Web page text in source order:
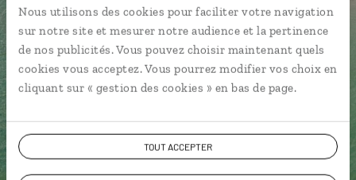
Nous utilisons des cookies pour faciliter votre navigation
sur notre site et mesurer notre audience et la pertinence
de nos publicités. Vous pouvez choisir maintenant quels
cookies vous acceptez. Vous pourrez modifier vos choix en
cliquant sur « gestion des cookies » en bas de page.
TOUT ACCEPTER
Vous gardez le même interlocuteur avant,
pendant et après votre voyage.
ou
Construisez votre voyage avec un spécialiste Île